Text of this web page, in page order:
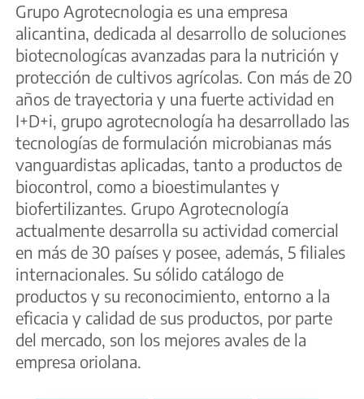
Grupo Agrotecnologia es una empresa
alicantina, dedicada al desarrollo de soluciones
biotecnologícas avanzadas para la nutrición y
protección de cultivos agrícolas. Con más de 20
años de trayectoria y una fuerte actividad en
I+D+i, grupo agrotecnología ha desarrollado las
tecnologías de formulación microbianas más
vanguardistas aplicadas, tanto a productos de
biocontrol, como a bioestimulantes y
biofertilizantes. Grupo Agrotecnología
actualmente desarrolla su actividad comercial
en más de 30 países y posee, además, 5 filiales
internacionales. Su sólido catálogo de
productos y su reconocimiento, entorno a la
eficacia y calidad de sus productos, por parte
del mercado, son los mejores avales de la
empresa oriolana.